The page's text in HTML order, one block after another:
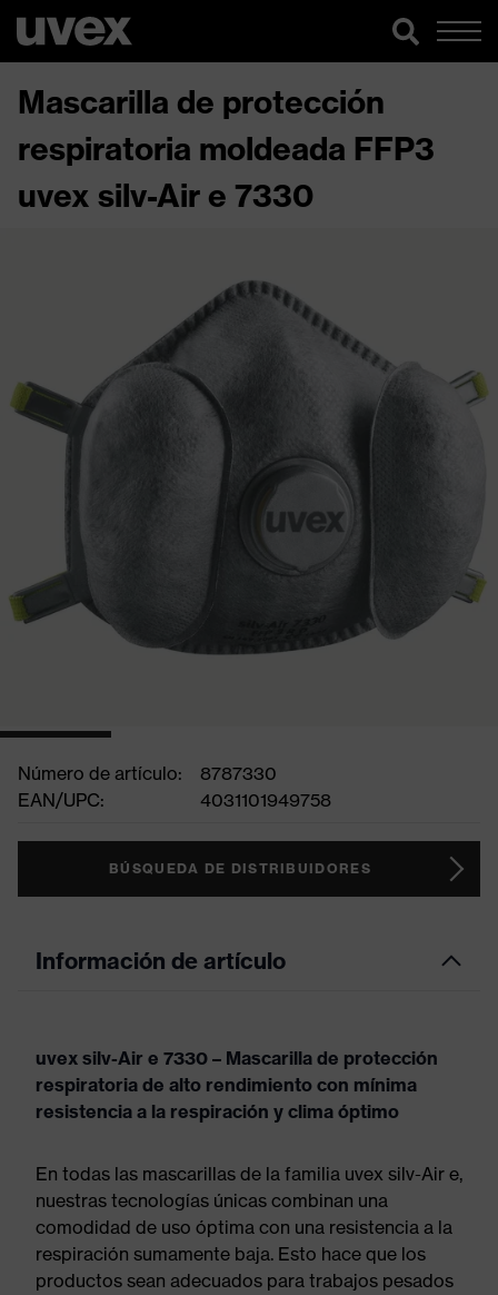
Mascarilla de protección
respiratoria moldeada FFP3
uvex silv-Air e 7330
Número de artículo:
8787330
EAN/UPC:
4031101949758
BÚSQUEDA DE DISTRIBUIDORES
Información de artículo
uvex silv-Air e 7330 – Mascarilla de protección
respiratoria de alto rendimiento con mínima
resistencia a la respiración y clima óptimo
En todas las mascarillas de la familia uvex silv-Air e,
nuestras tecnologías únicas combinan una
comodidad de uso óptima con una resistencia a la
respiración sumamente baja. Esto hace que los
productos sean adecuados para trabajos pesados